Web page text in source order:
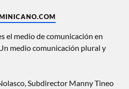
el medio de comunicación en
medio comunicación plural y
Subdirector Manny Tineo